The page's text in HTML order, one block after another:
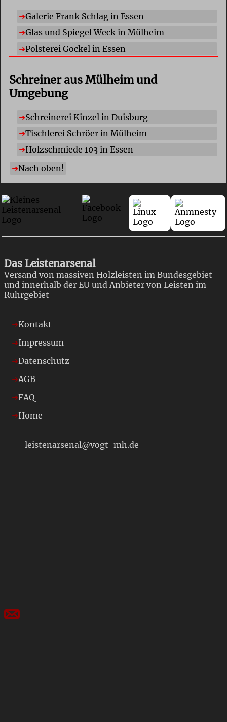
Galerie Frank Schlag in Essen
Glas und Spiegel Weck in Mülheim
Polsterei Gockel in Essen
Schreiner aus Mülheim und
Umgebung
Schreinerei Kinzel in Duisburg
Tischlerei Schröer in Mülheim
Holzschmiede 103 in Essen
Nach oben!
Das Leistenarsenal
Versand von massiven Holzleisten im Bundesgebiet
und innerhalb der EU und Anbieter von Leisten im
Ruhrgebiet
Kontakt
Impressum
Datenschutz
AGB
FAQ
Home
leistenarsenal@vogt-mh.de